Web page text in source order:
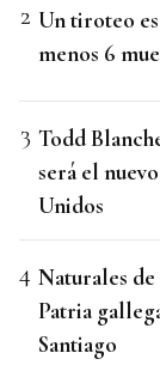
Un tiroteo
menos 6
Todd
será el
Unidos
Naturales
Patria
Santiago